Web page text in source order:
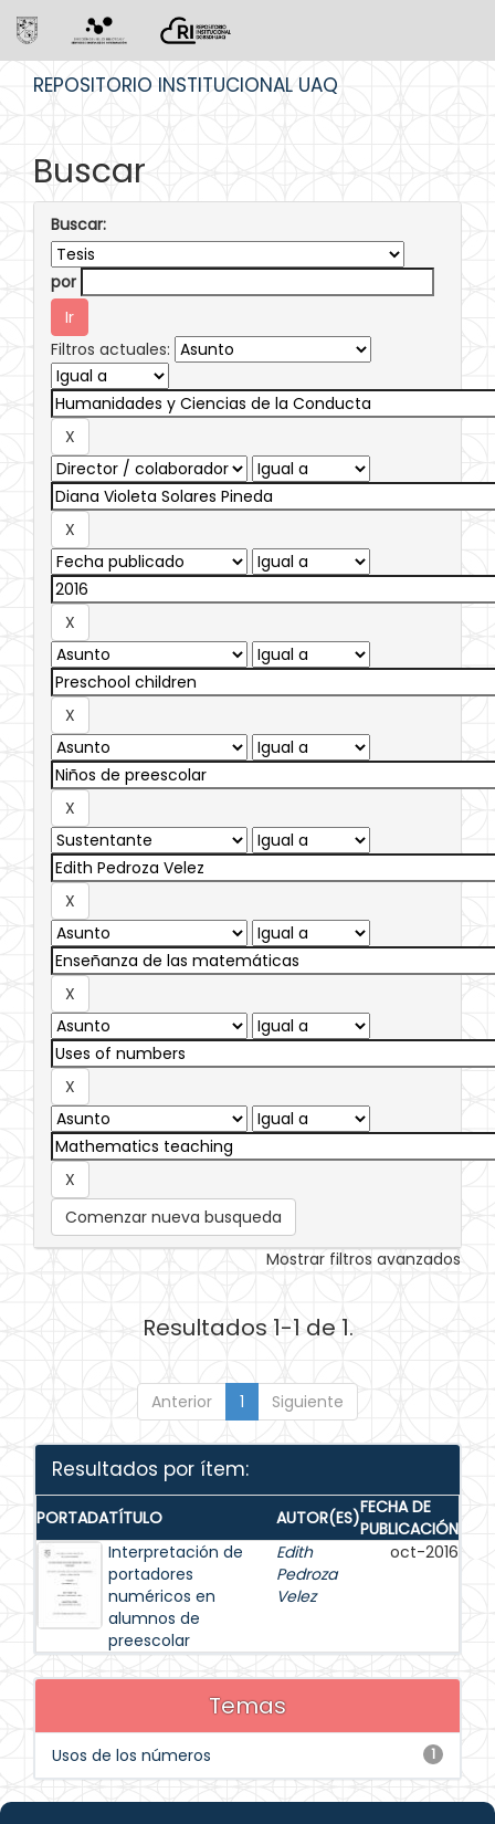
REPOSITORIO INSTITUCIONAL UAQ
Buscar
Buscar:
por
Filtros actuales:
Comenzar nueva busqueda
Mostrar filtros avanzados
Resultados 1-1 de 1.
Anterior 1 Siguiente
Resultados por ítem:
PORTADATÍTULO AUTOR(ES)FECHA DE
PUBLICACIÓN
Interpretación de
portadores
numéricos en
alumnos de
preescolar
Edith
Pedroza
Velez
oct-2016
Temas
1
Usos de los números